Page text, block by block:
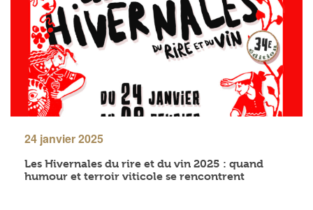
24 janvier 2025
Les Hivernales du rire et du vin 2025 : quand
humour et terroir viticole se rencontrent